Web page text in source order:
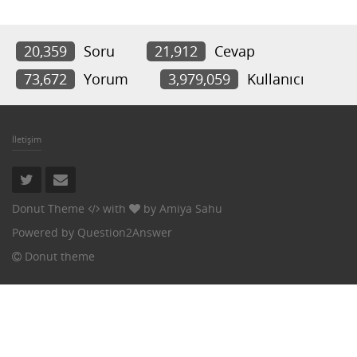
20,359 Soru 21,912
Cevap
73,672
Yorum 3,979,059 Kullanıcı
İletişim
Donut Theme with by Amiya Sahu
Powered by Question2Answer
Donut theme